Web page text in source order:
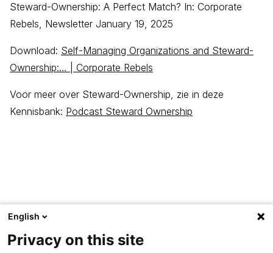
Steward-Ownership: A Perfect Match? In: Corporate
Rebels, Newsletter January 19, 2025
Download: Self-Managing Organizations and Steward-
Ownership:… | Corporate Rebels
Voor meer over Steward-Ownership, zie in deze
Kennisbank: Podcast Steward Ownership
English
Privacy on this site